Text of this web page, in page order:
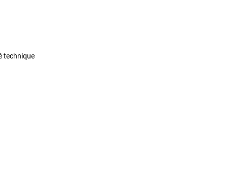
technique